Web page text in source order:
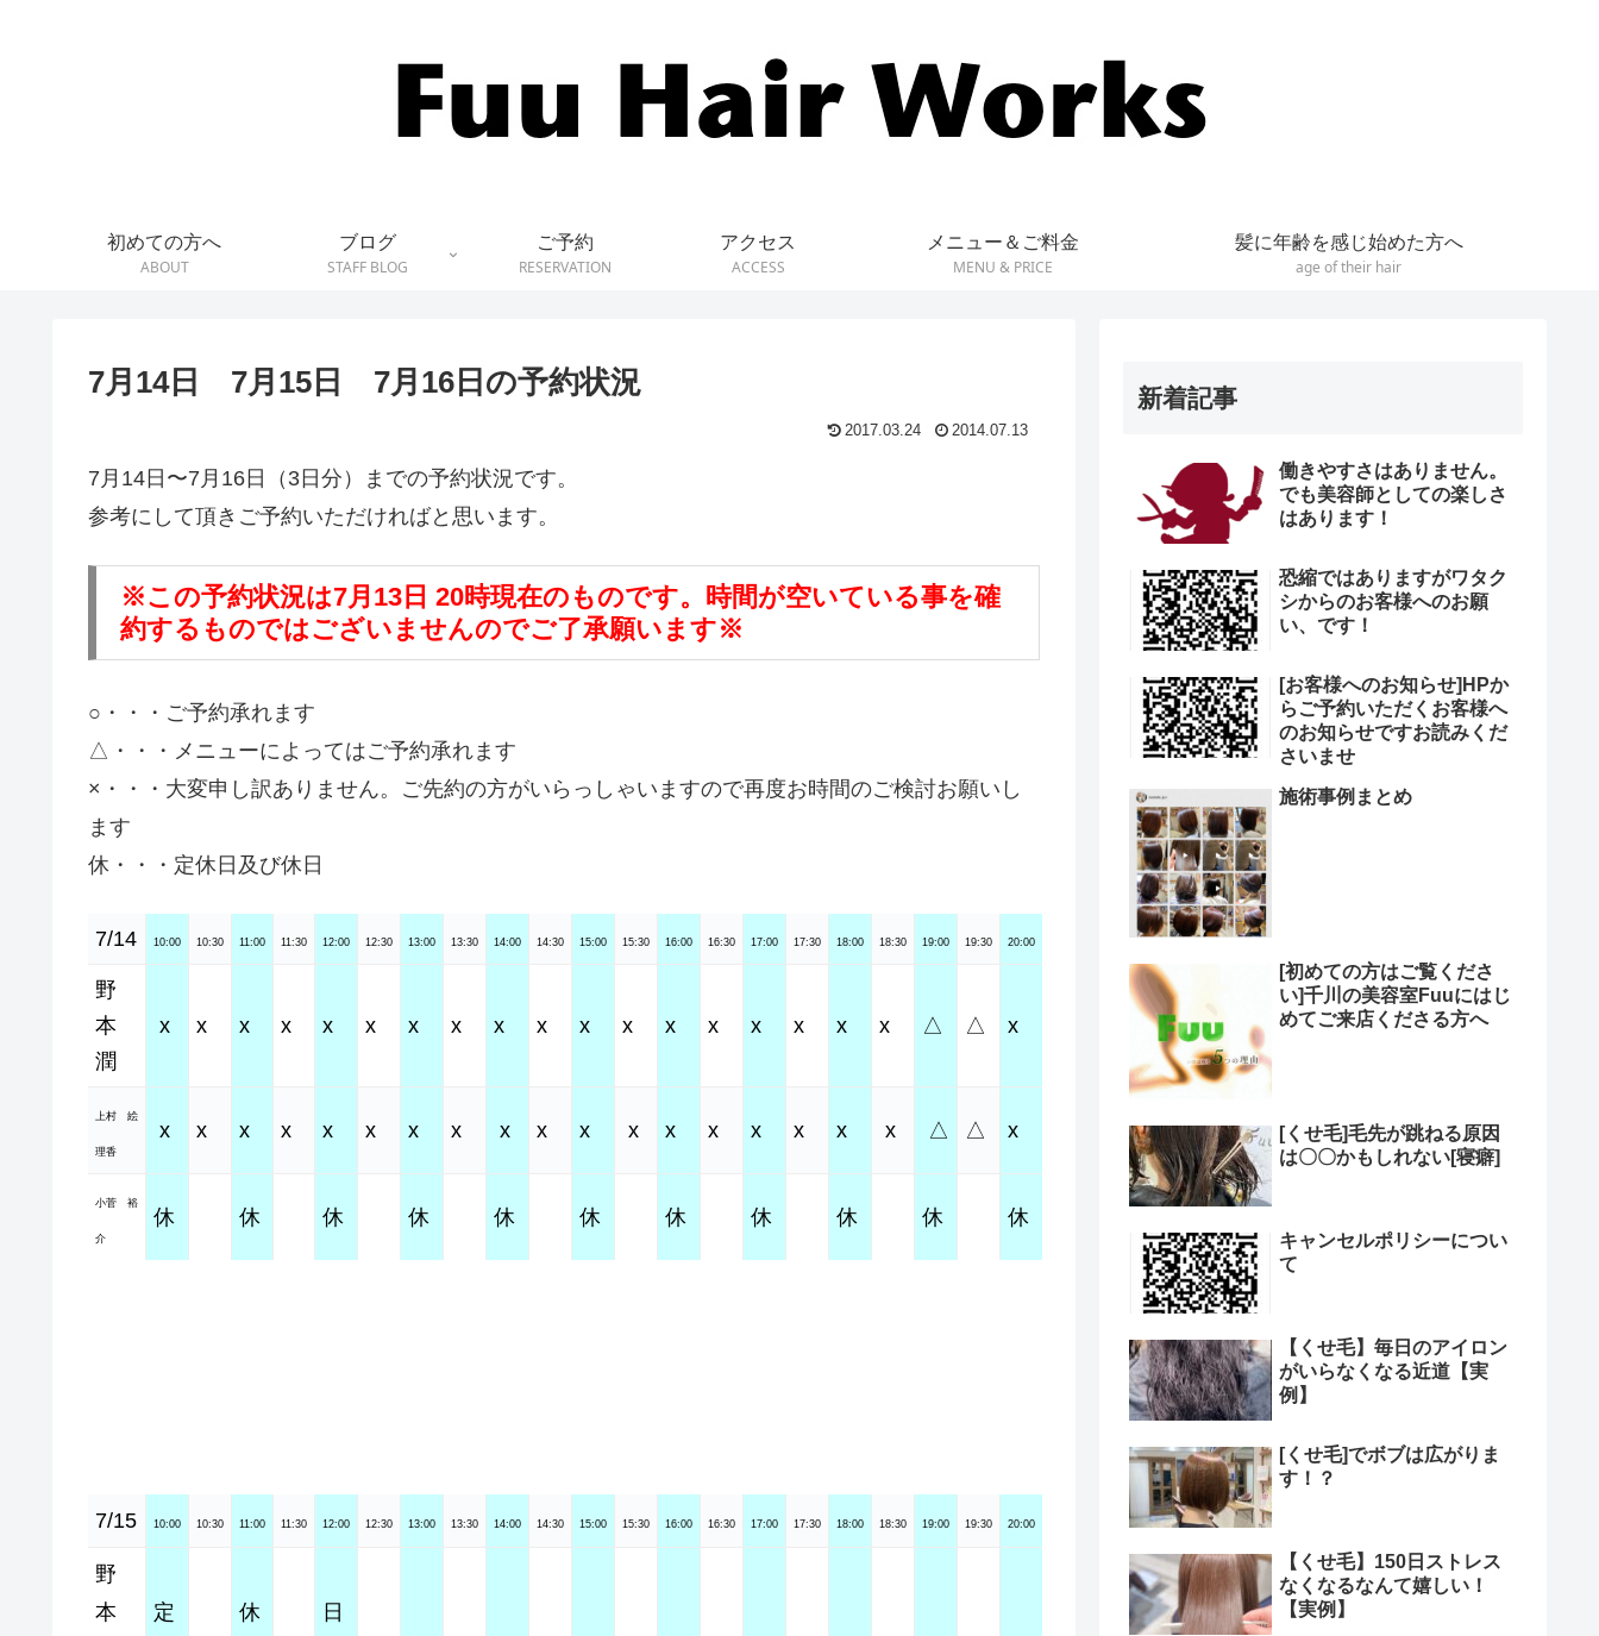
初めての方へ
ABOUT
ブログ
STAFF BLOG
ご予約
RESERVATION
アクセス
ACCESS
メニュー＆ご料金
MENU & PRICE
髪に年齢を感じ始めた方へ
age of their hair
7月14日 7月15日 7月16日の予約状況
2017.03.24 2014.07.13
7月14日〜7月16日（3日分）までの予約状況です。
参考にして頂きご予約いただければと思います。
※この予約状況は7月13日 20時現在のものです。時間が空いている事を確
約するものではございませんのでご了承願います※
○・・・ご予約承れます
△・・・メニューによってはご予約承れます
×・・・大変申し訳ありません。ご先約の方がいらっしゃいますので再度お時間のご検討お願いし
ます
休・・・定休日及び休日
7/14 10:00 10:30 11:00 11:30 12:00 12:30 13:00 13:30 14:00 14:30 15:00 15:30 16:00 16:30 17:00 17:30 18:00 18:30 19:00 19:30 20:00
野
本
潤
x x x x x x x x x x x x x x x x x x △ △ x
上村 絵
理香
x x x x x x x x x x x x x x x x x x △ △ x
小菅 裕
介
休 休 休 休 休 休 休 休 休 休 休
7/15 10:00 10:30 11:00 11:30 12:00 12:30 13:00 13:30 14:00 14:30 15:00 15:30 16:00 16:30 17:00 17:30 18:00 18:30 19:00 19:30 20:00
野
本
定 休 日
新着記事
働きやすさはありません。
でも美容師としての楽しさ
はあります！
恐縮ではありますがワタク
シからのお客様へのお願
い、です！
[お客様へのお知らせ]HPか
らご予約いただくお客様へ
のお知らせですお読みくだ
さいませ
施術事例まとめ
[初めての方はご覧くださ
い]千川の美容室Fuuにはじ
めてご来店くださる方へ
[くせ毛]毛先が跳ねる原因
は〇〇かもしれない[寝癖]
キャンセルポリシーについ
て
【くせ毛】毎日のアイロン
がいらなくなる近道【実
例】
[くせ毛]でボブは広がりま
す！？
【くせ毛】150日ストレス
なくなるなんて嬉しい！
【実例】